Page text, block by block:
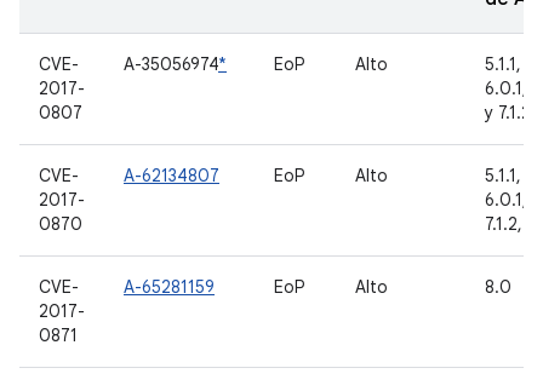
CVE-
2017-
0807
A-35056974* EoP Alto
5.1.1,
6.0.1,
y 7.1.2
CVE-
2017-
0870
A-62134807 EoP Alto
5.1.1,
6.0.1,
7.1.2,
CVE-
2017-
0871
A-65281159 EoP Alto 8.0